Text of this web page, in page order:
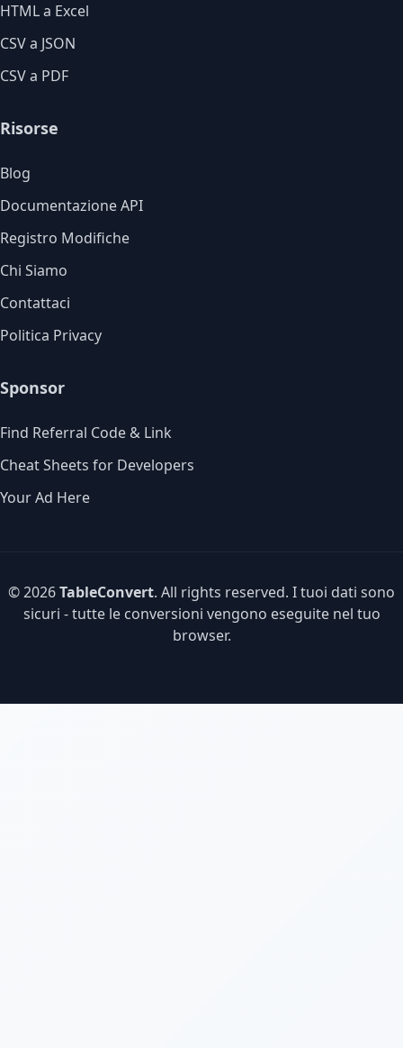
HTML a Excel
CSV a JSON
CSV a PDF
Risorse
Blog
Documentazione API
Registro Modifiche
Chi Siamo
Contattaci
Politica Privacy
Sponsor
Find Referral Code & Link
Cheat Sheets for Developers
Your Ad Here
© 2026TableConvert. All rights reserved. I tuoi dati sono
sicuri - tutte le conversioni vengono eseguite nel tuo
browser.